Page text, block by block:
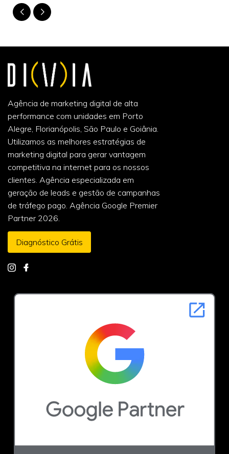
Agência de marketing digital de alta
performance com unidades em Porto
Alegre, Florianópolis, São Paulo e Goiânia.
Utilizamos as melhores estratégias de
marketing digital para gerar vantagem
competitiva na internet para os nossos
clientes. Agência especializada em
geração de leads e gestão de campanhas
de tráfego pago. Agência Google Premier
Partner 2026.
Diagnóstico Grátis